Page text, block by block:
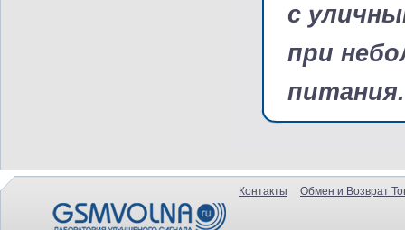
с
при
питания.
Контакты Обмен и Возврат